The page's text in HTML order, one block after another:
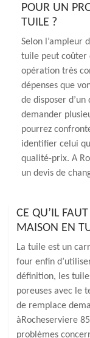
POUR UN
TUILE ?
Selon l’ampleur
tuile peut coûter
opération très
dépenses que
de disposer
demander
pourrez
identifier celui
qualité-prix. A
un devis de
CE QU’IL
MAISON EN
La tuile est un
four enfin
définition, les
poreuses avec le
de remplace
àRocheserviere
problèmes